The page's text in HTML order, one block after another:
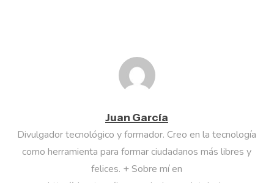
Juan García
Divulgador tecnológico y formador. Creo en la tecnología
como herramienta para formar ciudadanos más libres y
felices. + Sobre mí en